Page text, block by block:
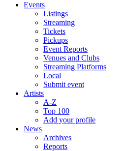
Events
Listings
Streaming
Tickets
Pickups
Event Reports
Venues and Clubs
Streaming Platforms
Local
Submit event
Artists
A-Z
Top 100
Add your profile
News
Archives
Reports